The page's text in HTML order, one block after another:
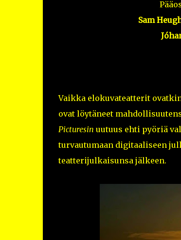
Sam
Vaikka elokuvateatterit
ovat löytäneet
Picturesin uutuus ehti pyöriä
turvautumaan digitaaliseen
teatterijulkaisunsa jälkeen.